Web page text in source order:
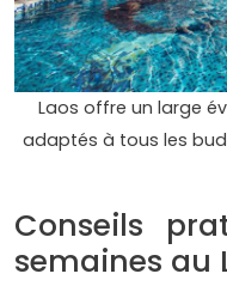
Laos offre un large
adaptés à tous les
Conseils
semaines au